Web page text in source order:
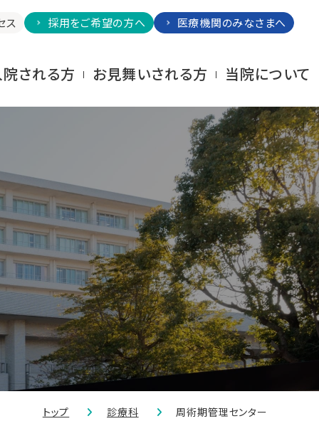
ス 採用をご希望の方へ 医療機関のみなさまへ
される⽅ お⾒舞いされる⽅ 当院について
トップ 診療科 周術期管理センター